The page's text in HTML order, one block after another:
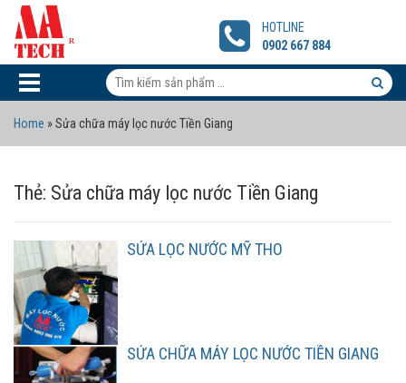
SỬA
LỌC
NƯỚC
MỸ
THO
HOTLINE
0902 667 884
Tìm
Home »Sửa chữa máy lọc nước Tiền Giang
Thẻ: Sửa chữa máy lọc nước Tiền Giang
SỬA LỌC NƯỚC MỸ THO
SỬA CHỮA MÁY LỌC NƯỚC TIỀN GIANG